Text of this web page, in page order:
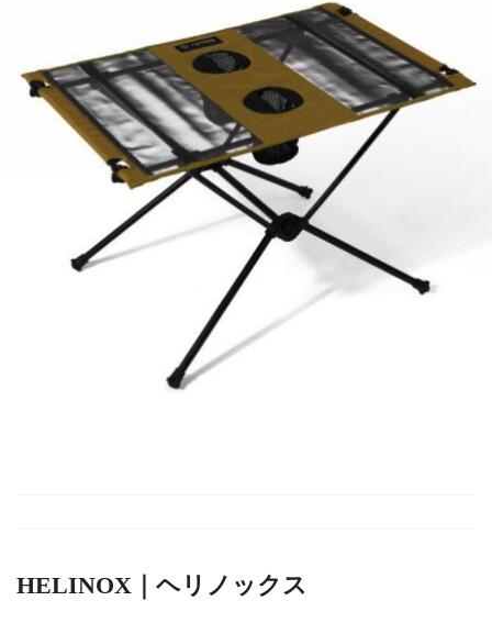
HELINOX｜ヘリノックス